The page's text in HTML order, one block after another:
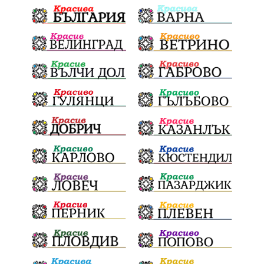
проф. Атанас Семов Демокрация безводие
щастливо децтво Българския патриарх Даниил
Фолклор Инфлация Елин Пелин
Световна купа Мафия Правителство
Благотворителност Събития
Българска патриаршия СВетли празници
Криминално Творчество Тръмп
Ценности Европейска комисия
Урсула фон дер Лайен Законопроект